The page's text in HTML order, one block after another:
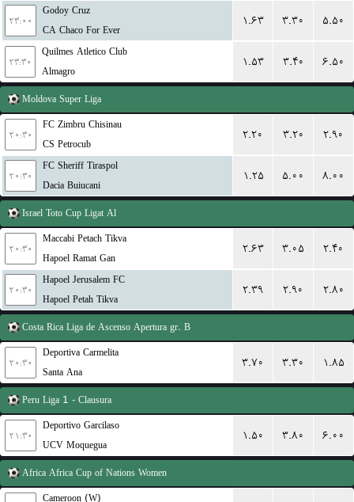
۲۳:۰۰
Godoy Cruz
CA Chaco For Ever
۱.۶۳ ۳.۳۰ ۵.۵۰
۲۳:۳۰
Quilmes Atletico Club
Almagro
۱.۵۳ ۳.۴۰ ۶.۵۰
Moldova Super Liga
۲۰:۳۰
FC Zimbru Chisinau
CS Petrocub
۲.۲۰ ۳.۲۰ ۲.۹۰
۲۰:۳۰
FC Sheriff Tiraspol
Dacia Buiucani
۱.۲۵ ۵.۰۰ ۸.۰۰
Israel Toto Cup Ligat Al
۲۰:۳۰
Maccabi Petach Tikva
Hapoel Ramat Gan
۲.۶۳ ۳.۰۵ ۲.۴۰
۲۰:۳۰
Hapoel Jerusalem FC
Hapoel Petah Tikva
۲.۳۹ ۲.۹۰ ۲.۸۰
Costa Rica Liga de Ascenso Apertura gr. B
۲۰:۳۰
Deportiva Carmelita
Santa Ana
۳.۷۰ ۳.۳۰ ۱.۸۵
Peru Liga 1 - Clausura
۲۱:۳۰
Deportivo Garcilaso
UCV Moquegua
۱.۵۰ ۳.۸۰ ۶.۰۰
Africa Africa Cup of Nations Women
Cameroon (W)